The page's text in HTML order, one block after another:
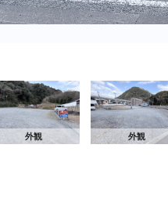
外観 外観